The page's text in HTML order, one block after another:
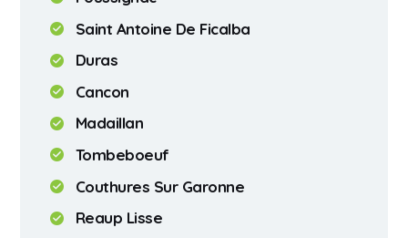
Saint Antoine De Ficalba
Duras
Cancon
Madaillan
Tombeboeuf
Couthures Sur Garonne
Reaup Lisse